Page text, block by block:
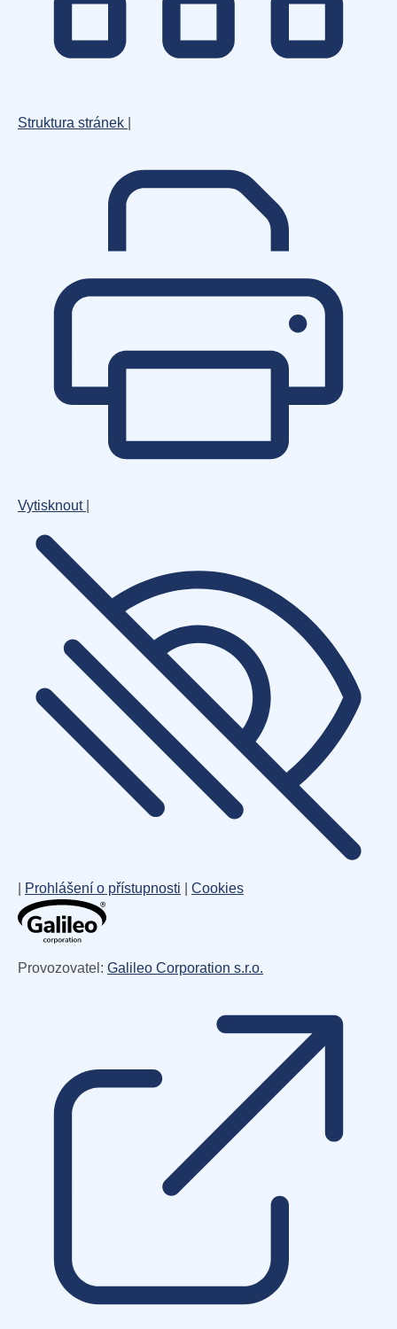
Struktura stránek
Vytisknout
Prohlášení o přístupnosti Cookies
Provozovatel: Galileo Corporation s.r.o.